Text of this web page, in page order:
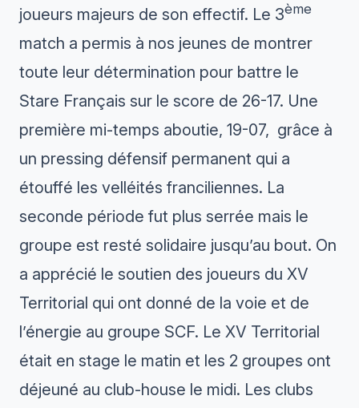
joueurs majeurs de son effectif. Le 3ème
match a permis à nos jeunes de montrer
toute leur détermination pour battre le
Stare Français sur le score de 26-17. Une
première mi-temps aboutie, 19-07, grâce à
un pressing défensif permanent qui a
étouffé les velléités franciliennes. La
seconde période fut plus serrée mais le
groupe est resté solidaire jusqu’au bout. On
a apprécié le soutien des joueurs du XV
Territorial qui ont donné de la voie et de
l’énergie au groupe SCF. Le XV Territorial
était en stage le matin et les 2 groupes ont
déjeuné au club-house le midi. Les clubs